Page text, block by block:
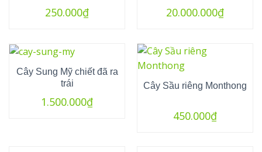
250.000₫ 20.000.000₫
Cây Sung Mỹ chiết đã ra
trái
1.500.000₫
Cây Sầu riêng Monthong
450.000₫